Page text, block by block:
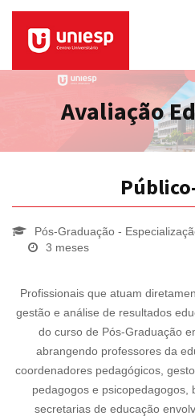
Avaliação
Pós-Graduação -
3 meses
Profissionais que atuam
gestão e análise de resultados
do curso de Pós-Graduação
abrangendo professores da
coordenadores pedagógicos,
pedagogos e psicopedagogos,
secretarias de educação